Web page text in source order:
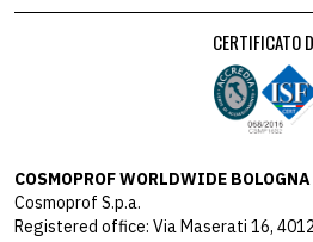
CERTIFICATO
COSMOPROF WORLDWIDE BOLOGNA
Cosmoprof S.p.a.
Registered office: Via Maserati 16,